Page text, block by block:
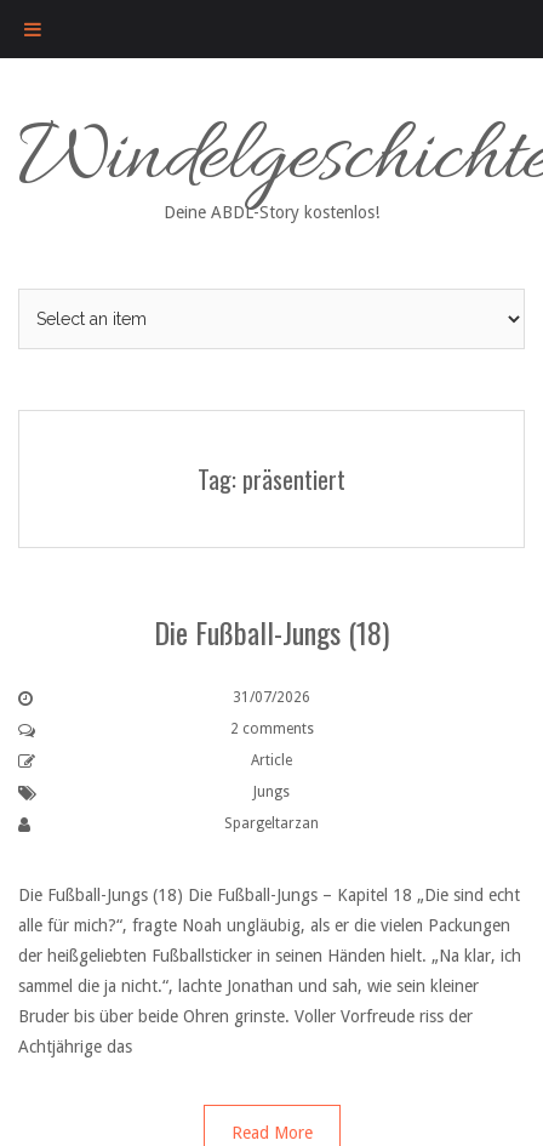
content
Deine ABDL-Story kostenlos!
Tag: präsentiert
Die Fußball-Jungs (18)
31/07/2026
2 comments
Article
Jungs
Spargeltarzan
Die Fußball-Jungs (18) Die Fußball-Jungs – Kapitel 18 „Die sind echt
alle für mich?“, fragte Noah ungläubig, als er die vielen Packungen
der heißgeliebten Fußballsticker in seinen Händen hielt. „Na klar, ich
sammel die ja nicht.“, lachte Jonathan und sah, wie sein kleiner
Bruder bis über beide Ohren grinste. Voller Vorfreude riss der
Achtjährige das
Read More